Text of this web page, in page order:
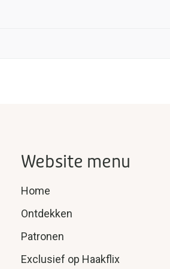
printer of rechtermuisknop en printen.
Website menu
Home
Ontdekken
Patronen
Exclusief op Haakflix